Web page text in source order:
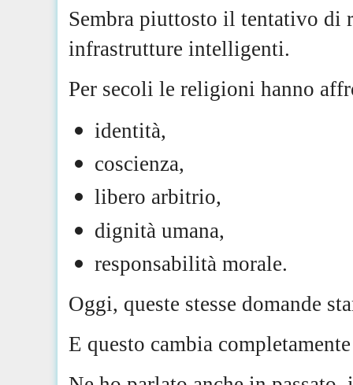
Sembra piuttosto il tentativo di
infrastrutture intelligenti.
Per secoli le religioni hanno
identità,
coscienza,
libero arbitrio,
dignità umana,
responsabilità morale.
Oggi, queste stesse domande
E questo cambia